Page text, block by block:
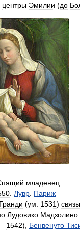
центры Эмилии (до
младенец
Лувр Париж
Гранди (ум 1531)
Лудовико Мадзолино
1542), Бенвенуто